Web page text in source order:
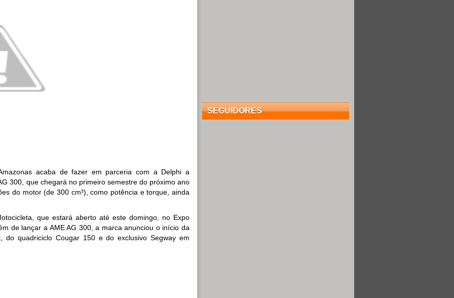
acaba de fazer em parceria com a Delphi a
300, que chegará no primeiro semestre do próximo ano
do motor (de 300 cm³), como potência e torque, ainda
que estará aberto até este domingo, no Expo
de lançar a AME AG 300, a marca anunciou o início da
do quadriciclo Cougar 150 e do exclusivo Segway em
SEGUIDORES